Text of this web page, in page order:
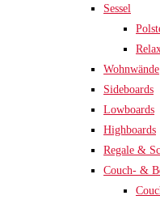
Sessel
Wohnwände
Sideboards
Lowboards
Highboards
Regale &
Couch- &